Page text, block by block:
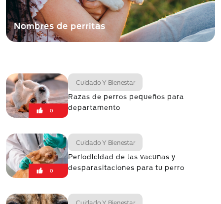
Nombres de perritas
0
Cuidado Y Bienestar
Razas de perros pequeños para
departamento
0
Cuidado Y Bienestar
Periodicidad de las vacunas y
desparasitaciones para tu perro
Cuidado Y Bienestar